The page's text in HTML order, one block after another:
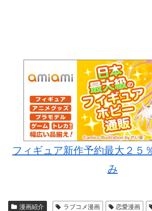
フィギュア新作予約最大２５
み
漫画紹介 ラブコメ漫画 恋愛漫画